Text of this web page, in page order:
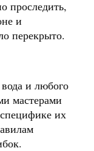
проследить,
и
перекрыто.
и любого
мастерами
специфике их